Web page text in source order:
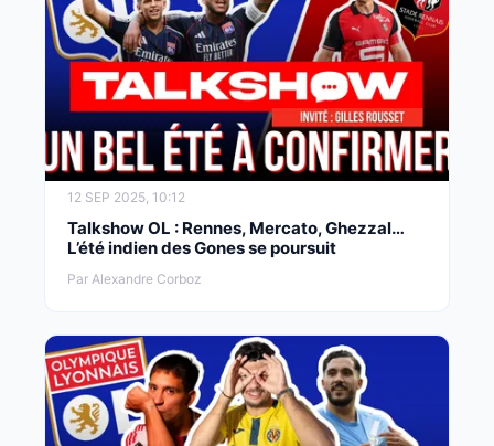
12 SEP 2025, 10:12
Talkshow OL : Rennes, Mercato, Ghezzal…
L’été indien des Gones se poursuit
Par Alexandre Corboz